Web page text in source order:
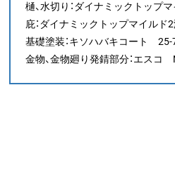
樋、水切り：ダイナミックトッ
庇：ダイナミックトップマイル
基礎塗装：キソハバキコート 25-
金物、金物廻り発錆部分：エス